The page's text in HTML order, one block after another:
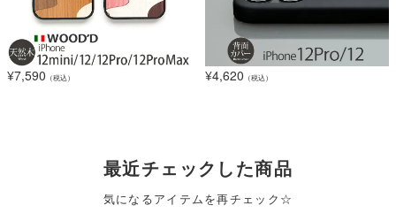
¥7,590 （税込） ¥4,620 （税込）
最近チェックした商品
気になるアイテムを再チェック☆